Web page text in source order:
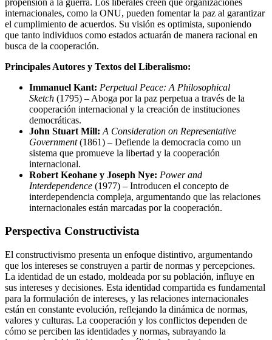
internacionales, como la ONU, pueden fomentar la paz al garantizar
el cumplimiento de acuerdos. Su visión es optimista, suponiendo
que tanto individuos como estados actuarán de manera racional en
busca de la cooperación.
Principales Autores y Textos del Liberalismo:
Immanuel Kant: Perpetual Peace: A Philosophical
Sketch (1795) – Aboga por la paz perpetua a través de la
cooperación internacional y la creación de instituciones
democráticas.
John Stuart Mill: A Consideration on Representative
Government(1861) – Defiende la democracia como un
sistema que promueve la libertad y la cooperación
internacional.
Robert Keohane y Joseph Nye: Power and
Interdependence (1977) – Introducen el concepto de
interdependencia compleja, argumentando que las relaciones
internacionales están marcadas por la cooperación.
Perspectiva Constructivista
El constructivismo presenta un enfoque distintivo, argumentando
que los intereses se construyen a partir de normas y percepciones.
La identidad de un estado, moldeada por su población, influye en
sus intereses y decisiones. Esta identidad compartida es fundamental
para la formulación de intereses, y las relaciones internacionales
están en constante evolución, reflejando la dinámica de normas,
valores y culturas. La cooperación y los conflictos dependen de
cómo se perciben las identidades y normas, subrayando la